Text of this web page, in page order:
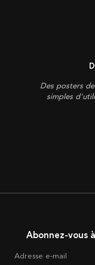
Des posters
simples
Abonnez-vous
Adresse e-mail